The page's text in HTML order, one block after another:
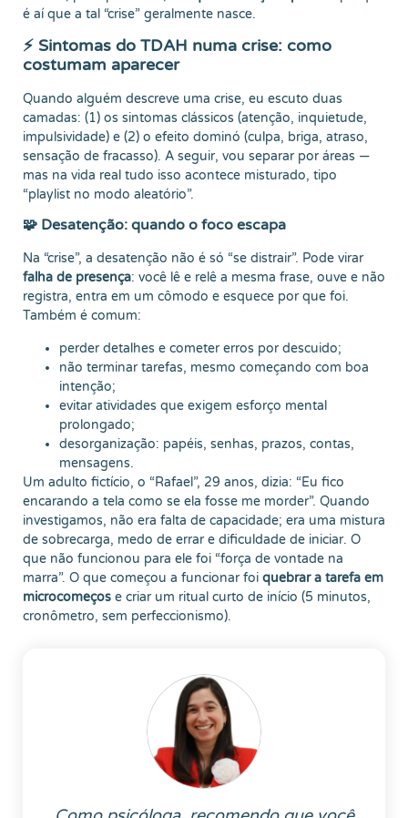
é aí que a tal “crise” geralmente nasce.
⚡ Sintomas do TDAH numa crise: como
costumam aparecer
Quando alguém descreve uma crise, eu escuto duas
camadas: (1) os sintomas clássicos (atenção, inquietude,
impulsividade) e (2) o efeito dominó (culpa, briga, atraso,
sensação de fracasso). A seguir, vou separar por áreas —
mas na vida real tudo isso acontece misturado, tipo
“playlist no modo aleatório”.
🧩 Desatenção: quando o foco escapa
Na “crise”, a desatenção não é só “se distrair”. Pode virar
falha de presença: você lê e relê a mesma frase, ouve e não
registra, entra em um cômodo e esquece por que foi.
Também é comum:
perder detalhes e cometer erros por descuido;
não terminar tarefas, mesmo começando com boa
intenção;
evitar atividades que exigem esforço mental
prolongado;
desorganização: papéis, senhas, prazos, contas,
mensagens.
Um adulto fictício, o “Rafael”, 29 anos, dizia: “Eu fico
encarando a tela como se ela fosse me morder”. Quando
investigamos, não era falta de capacidade; era uma mistura
de sobrecarga, medo de errar e dificuldade de iniciar. O
que não funcionou para ele foi “força de vontade na
marra”. O que começou a funcionar foi quebrar a tarefa em
microcomeços e criar um ritual curto de início (5 minutos,
cronômetro, sem perfeccionismo).